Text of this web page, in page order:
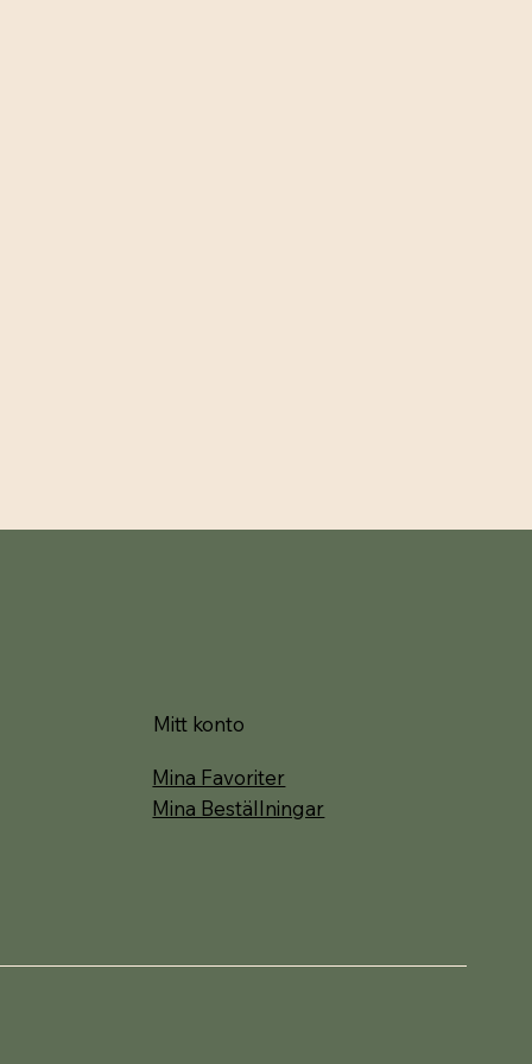
Mitt konto
Mina Favoriter
Mina Beställningar